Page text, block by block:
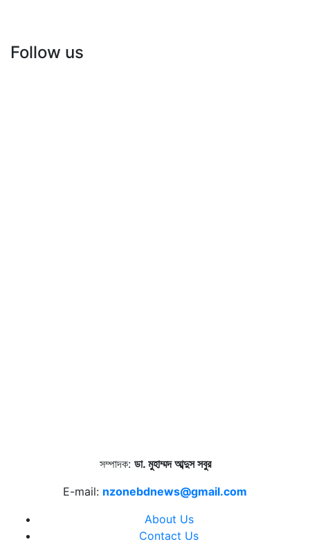
Follow us
সম্পাদক: ডা. মুহাম্মদ আব্দুস সবুর
E-mail: nzonebdnews@gmail.com
About Us
Contact Us